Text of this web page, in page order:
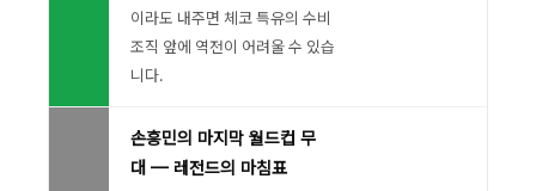
이라도 내주면 체코 특유의 수비
조직 앞에 역전이 어려울 수 있습
니다.
손흥민의 마지막 월드컵 무
대 — 레전드의 마침표